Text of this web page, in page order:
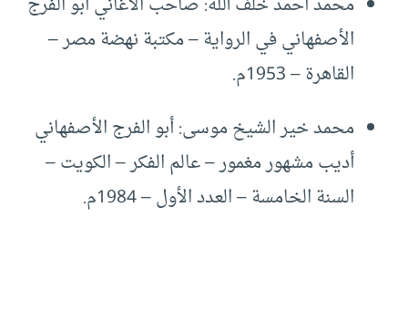
الأصفهاني في الرواية – مكتبة نهضة مصر –
القاهرة – 1953م.
محمد خير الشيخ موسى: أبو الفرج الأصفهاني
أديب مشهور مغمور – عالم الفكر – الكويت –
السنة الخامسة – العدد الأول – 1984م.